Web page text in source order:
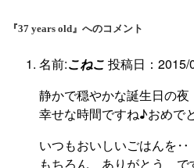
『37 years old』へのコメント
名前:こねこ 投稿日：2015/
静かで穏やかな誕生日の夜
幸せな時間ですね♪おめで
いつもおいしいごはんを‥
もちろん ありがとう で